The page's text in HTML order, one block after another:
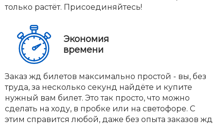
только растёт. Присоединяйтесь!
Экономия
времени
Заказ жд билетов максимально простой - вы, без
труда, за несколько секунд найдёте и купите
нужный вам билет. Это так просто, что можно
сделать на ходу, в пробке или на светофоре. С
этим справится любой, даже без опыта заказов жд